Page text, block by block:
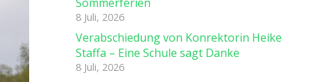
8 Juli, 2026
Verabschiedung von Konrektorin Heike
Staffa – Eine Schule sagt Danke
8 Juli, 2026